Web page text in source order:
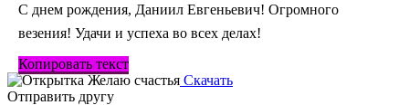
С днем рождения, Даниил Евгеньевич! Огромного
везения! Удачи и успеха во всех делах!
Копировать текст
Скачать
Отправить другу